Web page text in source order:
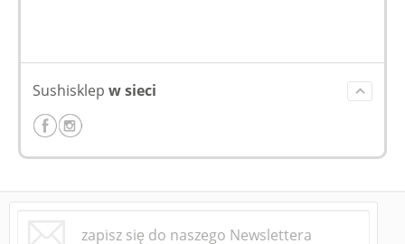
Sushisklep w sieci